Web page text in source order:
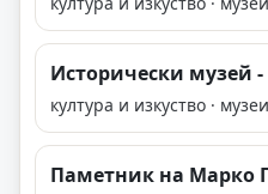
Исторически музей -
култура и изкуство · музеи
Паметник на Марко